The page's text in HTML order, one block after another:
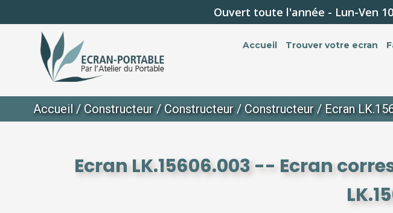
Ouvert toute l'année - Lun-Ven
Accueil Trouver votre ecran
Accueil/ Constructeur/ Constructeur/ Constructeur/ Ecran
Ecran LK.15606.003 -- Ecran